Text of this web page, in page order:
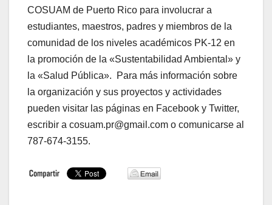
COSUAM de Puerto Rico para involucrar a
estudiantes, maestros, padres y miembros de la
comunidad de los niveles académicos PK-12 en
la promoción de la «Sustentabilidad Ambiental» y
la «Salud Pública». Para más información sobre
la organización y sus proyectos y actividades
pueden visitar las páginas en Facebook y Twitter,
escribir a cosuam.pr@gmail.com o comunicarse al
787-674-3155.